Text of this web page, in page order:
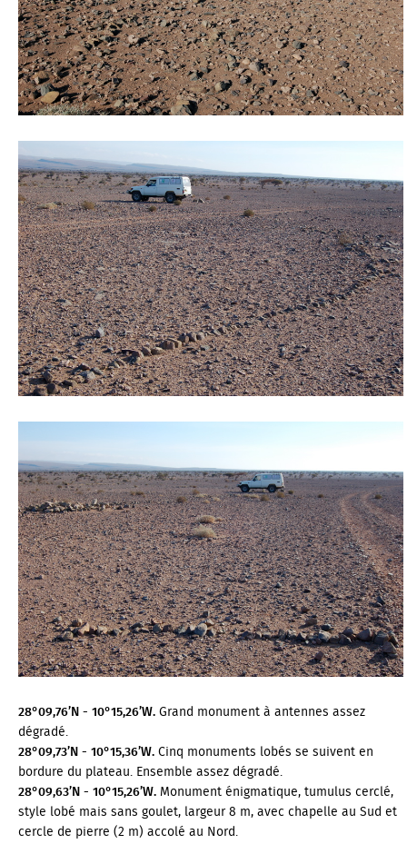
28°09,76’N - 10°15,26’W.Grand monument à antennes assez
dégradé.
28°09,73’N - 10°15,36’W.Cinq monuments lobés se suivent en
bordure du plateau. Ensemble assez dégradé.
28°09,63’N - 10°15,26’W. Monument énigmatique, tumulus cerclé,
style lobé mais sans goulet, largeur 8 m, avec chapelle au Sud et
cercle de pierre (2 m) accolé au Nord.